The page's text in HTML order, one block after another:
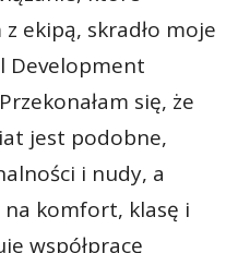
ekipą, skradło moje
Development
się, że
jest podobne,
i nudy, a
komfort, klasę i
współpracę